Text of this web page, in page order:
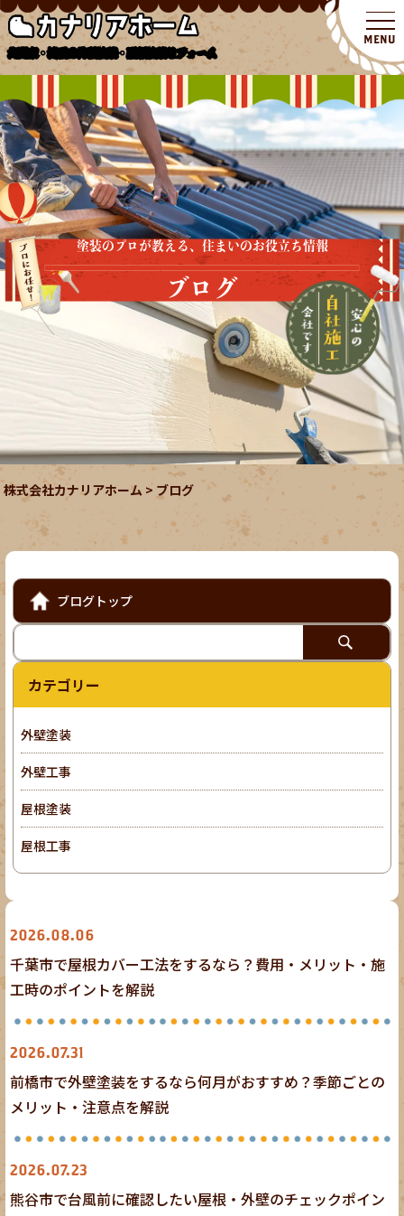
北関東・埼玉の外壁塗装・屋根塗装リフォーム
塗装のプロが教える、住まいのお役立ち情報
ブログ
株式会社カナリアホーム > ブログ
2026.08.06
千葉市で屋根カバー工法をするなら？費用・メリット・施
工時のポイントを解説
2026.07.31
前橋市で外壁塗装をするなら何月がおすすめ？季節ごとの
メリット・注意点を解説
2026.07.23
熊谷市で台風前に確認したい屋根・外壁のチェックポイン
ブログトップ
カテゴリー
外壁塗装
外壁工事
屋根塗装
屋根工事